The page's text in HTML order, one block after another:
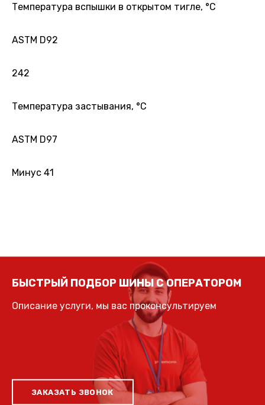
Температура вспышки в открытом тигле, °С
ASTM D92
242
Температура застывания, °С
ASTM D97
Минус 41
БЫСТРЫЙ ПОДБОР ШИНЫ С ОПЕРАТОРОМ
Описание услуги, мы вас проконсультируем
ЗАКАЗАТЬ ЗВОНОК